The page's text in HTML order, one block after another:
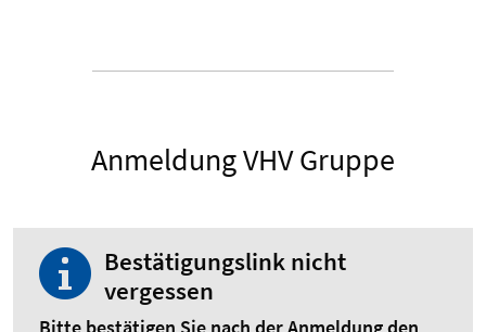
Anmeldung VHV Gruppe
Bestätigungslink nicht
vergessen